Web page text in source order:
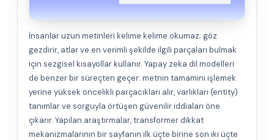
İnsanlar uzun metinleri kelime kelime okumaz; göz
gezdirir, atlar ve en verimli şekilde ilgili parçaları bulmak
için sezgisel kısayollar kullanır. Yapay zeka dil modelleri
de benzer bir süreçten geçer: metnin tamamını işlemek
yerine yüksek öncelikli parçacıkları alır, varlıkları (entity)
tanımlar ve sorguyla örtüşen güvenilir iddiaları öne
çıkarır. Yapılan araştırmalar, transformer dikkat
mekanizmalarının bir sayfanın ilk üçte birine son iki üçte